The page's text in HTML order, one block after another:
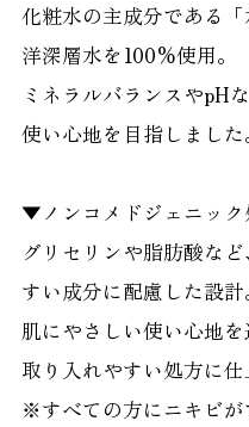
化粧水の主成分である
洋深層水を100%使用。
ミネラルバランスやpH
使い心地を目指しました
▼ノンコメドジェニッ
グリセリンや脂肪酸な
すい成分に配慮した設計
肌にやさしい使い心地
取り入れやすい処方に仕
※すべての方にニキビ